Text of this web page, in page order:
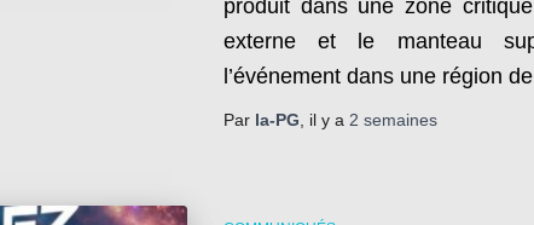
produit dans une zone
externe et le manteau
l’événement dans une région
Par la-PG , il y a 2 semaines